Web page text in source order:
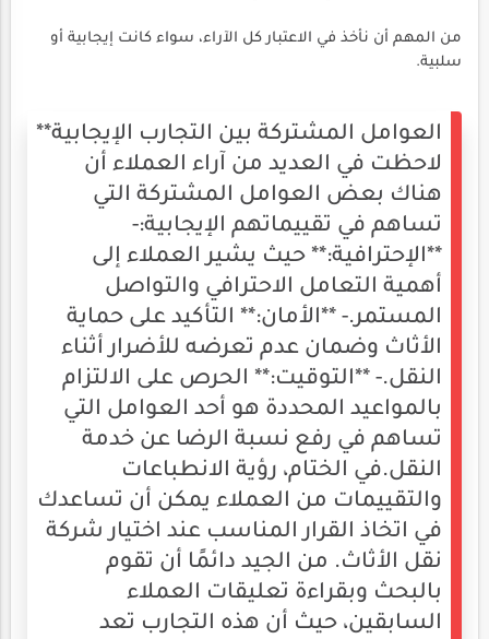
من المهم أن نأخذ في الاعتبار كل الآراء، سواء كانت إيجابية أو
سلبية.
العوامل المشتركة بين التجارب الإيجابية**
لاحظت في العديد من آراء العملاء أن
هناك بعض العوامل المشتركة التي
تساهم في تقييماتهم الإيجابية:-
**الإحترافية:** حيث يشير العملاء إلى
أهمية التعامل الاحترافي والتواصل
المستمر.- **الأمان:** التأكيد على حماية
الأثاث وضمان عدم تعرضه للأضرار أثناء
النقل.- **التوقيت:** الحرص على الالتزام
بالمواعيد المحددة هو أحد العوامل التي
تساهم في رفع نسبة الرضا عن خدمة
النقل.في الختام، رؤية الانطباعات
والتقييمات من العملاء يمكن أن تساعدك
في اتخاذ القرار المناسب عند اختيار شركة
نقل الأثاث. من الجيد دائمًا أن تقوم
بالبحث وبقراءة تعليقات العملاء
السابقين، حيث أن هذه التجارب تعد